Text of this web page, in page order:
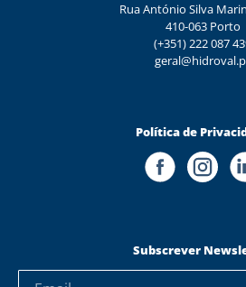
Rua António Silva
410-063 Porto
(+351) 222 087
Política de
Subscrever